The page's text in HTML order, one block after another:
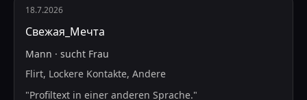
18.7.2026
Свежая_Мечта
Mann · sucht Frau
Flirt, Lockere Kontakte, Andere
"Profiltext in einer anderen Sprache."